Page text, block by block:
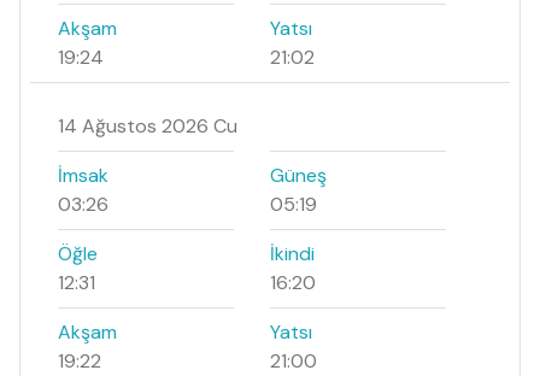
Akşam
19:24
Yatsı
21:02
14 Ağustos 2026 Cu
İmsak
03:26
Güneş
05:19
Öğle
12:31
İkindi
16:20
Akşam
19:22
Yatsı
21:00